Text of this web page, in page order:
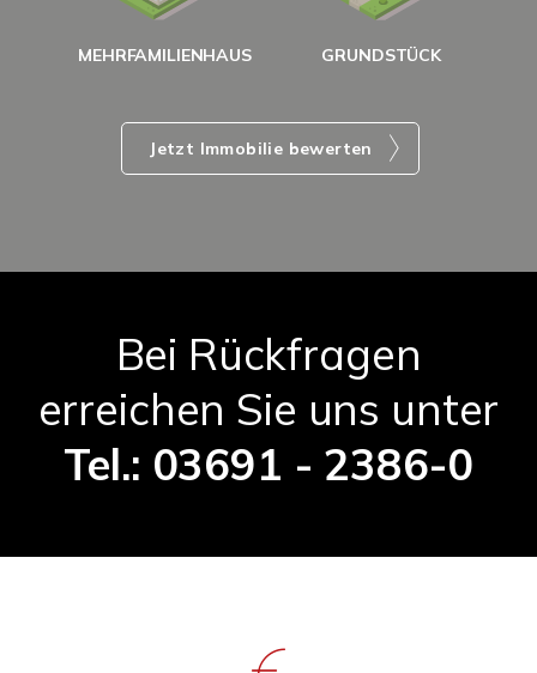
MEHRFAMILIENHAUS GRUNDSTÜCK
Jetzt Immobilie bewerten
Bei Rückfragen
erreichen Sie uns unter
Tel.: 03691 - 2386-0